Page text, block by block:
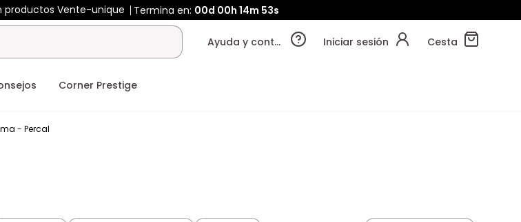
productos Vente-unique Termina en: 00d 00h 14m 53s
Ayuda y contacto Iniciar sesión Cesta
Corner Prestige
- Percal